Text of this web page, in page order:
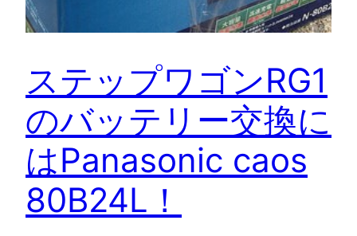
ステップワゴンRG1
のバッテリー交換に
はPanasonic caos
80B24L！